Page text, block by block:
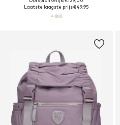
Laatste laagste prijs:€49,95